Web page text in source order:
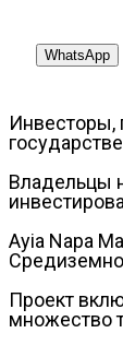
WhatsApp
Инвесторы,
Владельцы
Ayia Napa
Проект
множество